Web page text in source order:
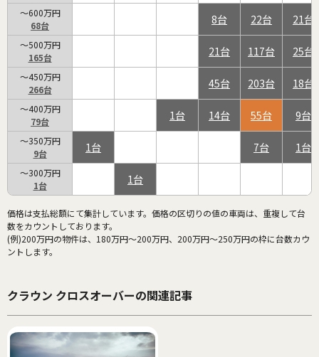
～600万円
68
8 22 21
～500万円
165
21 117 25
～450万円
266
45 203 18
～400万円
79
1 14 55 9
～350万円
9
1 7 1
～300万円
1
1
価格は支払総額にて集計しています。価格の区切りの値の車両は、重複して台
数をカウントしております。
(例)200万円の物件は、180万円～200万円、200万円～250万円の枠に台数カウ
ントします。
クラウン クロスオーバーの関連記事